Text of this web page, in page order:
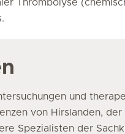
Thrombolyse
und
von Hirslanden, der
Spezialisten der